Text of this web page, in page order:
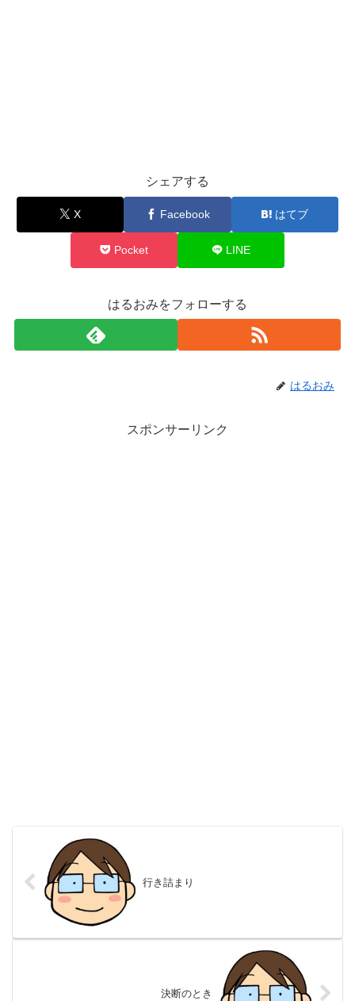
シェアする
X Facebook はてブ
Pocket LINE
はるおみをフォローする
はるおみ
スポンサーリンク
行き詰まり
決断のとき